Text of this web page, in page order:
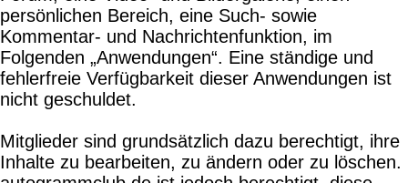
persönlichen Bereich, eine Such- sowie
Kommentar- und Nachrichtenfunktion, im
Folgenden „Anwendungen“. Eine ständige und
fehlerfreie Verfügbarkeit dieser Anwendungen ist
nicht geschuldet.
Mitglieder sind grundsätzlich dazu berechtigt, ihre
Inhalte zu bearbeiten, zu ändern oder zu löschen.